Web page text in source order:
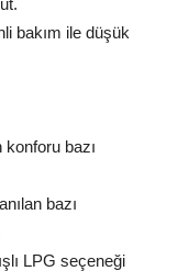
bakım ile düşük
bazı
bazı
LPG seçeneği